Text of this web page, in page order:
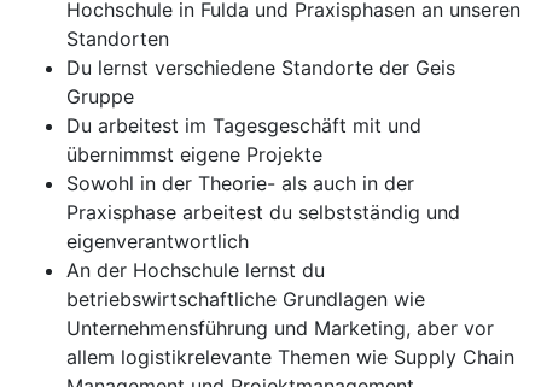
Hochschule in Fulda und Praxisphasen an unseren
Standorten
Du lernst verschiedene Standorte der Geis
Gruppe
Du arbeitest im Tagesgeschäft mit und
übernimmst eigene Projekte
Sowohl in der Theorie- als auch in der
Praxisphase arbeitest du selbstständig und
eigenverantwortlich
An der Hochschule lernst du
betriebswirtschaftliche Grundlagen wie
Unternehmensführung und Marketing, aber vor
allem logistikrelevante Themen wie Supply Chain